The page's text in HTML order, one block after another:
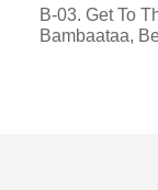
B-03. Get To
Bambaataa,